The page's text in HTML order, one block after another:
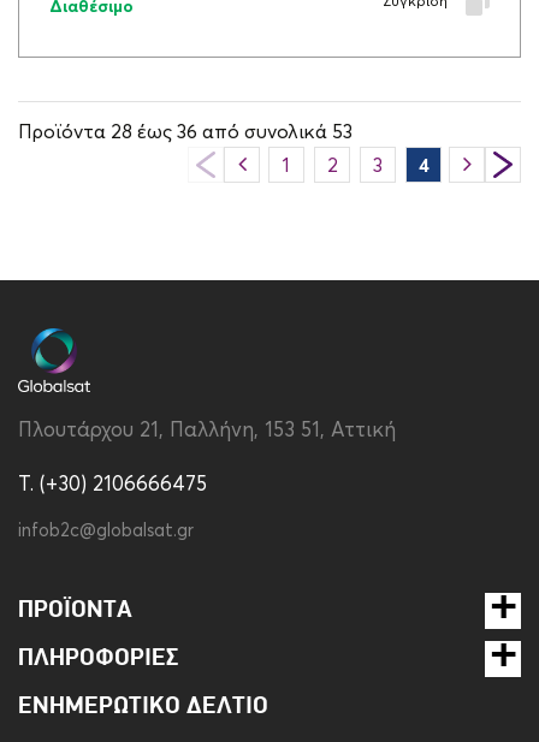
Διαθέσιμο
Προϊόντα 28 έως 36 από συνολικά 53
1
2 3 4 5 6
Πλουτάρχου 21, Παλλήνη, 153 51, Αττική
T. (+30) 2106666475
infob2c@globalsat.gr
ΠΡΟΪΌΝΤΑ
ΠΛΗΡΟΦΟΡΊΕΣ
ΕΝΗΜΕΡΩΤΙΚΌ ΔΕΛΤΊΟ